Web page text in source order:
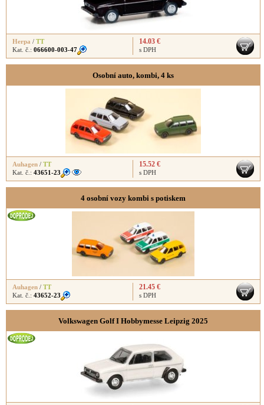
Herpa / TT
Kat. č.: 066600-003-47
14.03 €
s DPH
Osobní auto, kombi, 4 ks
Auhagen / TT
Kat. č.: 43651-23
15.52 €
s DPH
4 osobní vozy kombi s potiskem
Auhagen / TT
Kat. č.: 43652-23
21.45 €
s DPH
Volkswagen Golf I Hobbymesse Leipzig 2025